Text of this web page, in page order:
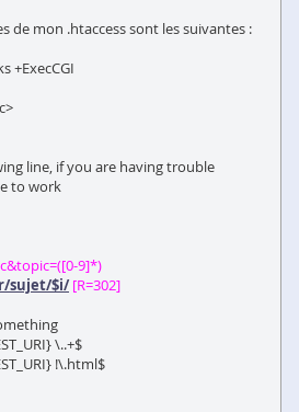
de mon .htaccess sont les suivantes :
+ExecCGI
line, if you are having trouble
to work
9]*)
sujet/$i/[R=302]
\..+$
!\.html$